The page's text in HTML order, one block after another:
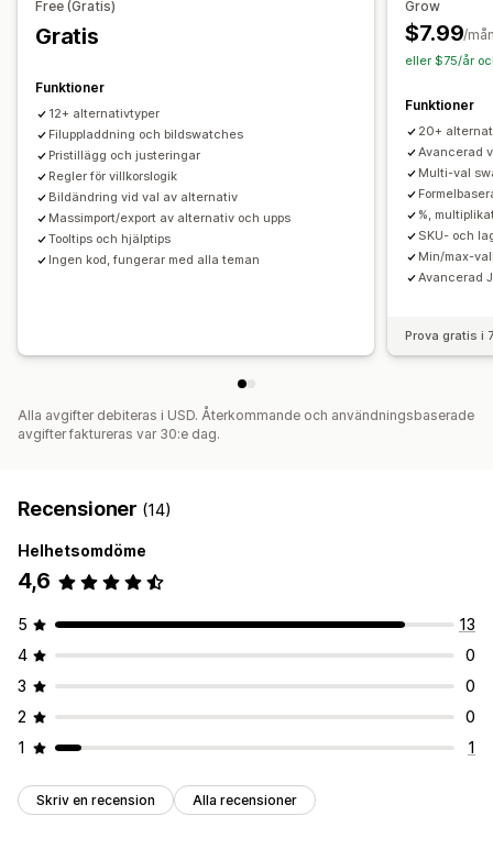
Prissättning för bulkorder
Tillägg
Tilläggsavgifter för varianter
Lager
Dölj slutsålda
SKU-hantering
Visning av varor på lager
Automatiska uppdateringar
Free (Gratis)
Gratis
Funktioner
12+ alternativtyper
Filuppladdning och bildswatches
Pristillägg och justeringar
Regler för villkorslogik
Bildändring vid val av alternativ
Massimport/export av alternativ och upps
Tooltips och hjälptips
Ingen kod, fungerar med alla teman
Grow
$7.99/
eller $75/år
Funktioner
20+
Avancerad
Multi-val
%,
SKU- och
Min/max-
Avancerad
Prova gratis i
Alla avgifter debiteras i USD. Återkommande och användningsbaserade
avgifter faktureras var 30:e dag.
Recensioner (14)
Helhetsomdöme
4,6
5
13
4
0
3
0
2
0
1
1
Skriv en recension Alla recensioner